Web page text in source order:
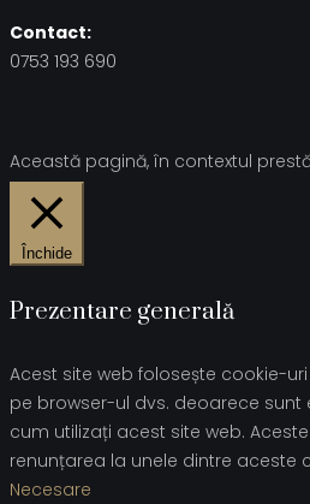
Contact:
0753 193 690
Această pagină, în contextul
Închide
Prezentare generală
Acest site web folosește cookie-
pe browser-ul dvs. deoarece
cum utilizați acest site web.
renunțarea la unele dintre aceste
Necesare